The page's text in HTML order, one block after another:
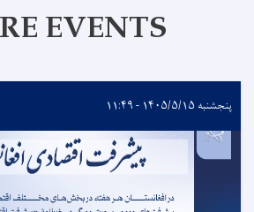
EVENTS
پنجشنبه ۱۴۰۵/۵/۱۵ - ۱۱:۴۹